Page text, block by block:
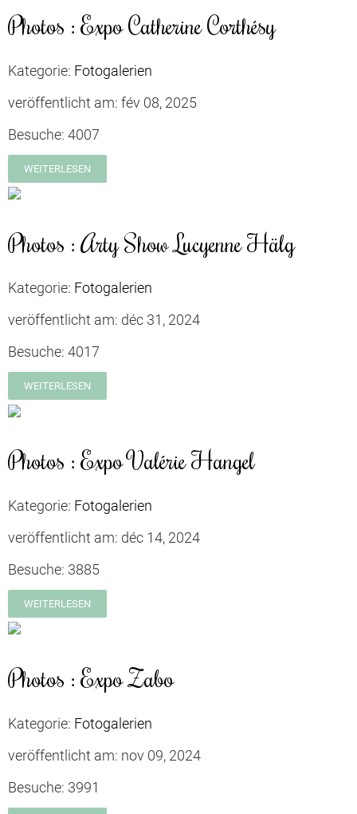
Photos : Expo Catherine Corthésy
Kategorie: Fotogalerien
veröffentlicht am: fév 08, 2025
Besuche: 4007
WEITERLESEN
Photos : Arty Show Lucyenne Hälg
Kategorie: Fotogalerien
veröffentlicht am: déc 31, 2024
Besuche: 4017
WEITERLESEN
Photos : Expo Valérie Hangel
Kategorie: Fotogalerien
veröffentlicht am: déc 14, 2024
Besuche: 3885
WEITERLESEN
Photos : Expo Zabo
Kategorie: Fotogalerien
veröffentlicht am: nov 09, 2024
Besuche: 3991